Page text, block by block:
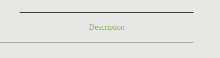
Description